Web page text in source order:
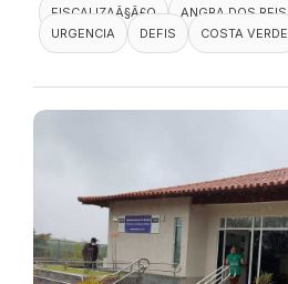
FISCALIZAÃ§Ã£O
ANGRA DOS REIS
URGENCIA
DEFIS COSTA VERDE